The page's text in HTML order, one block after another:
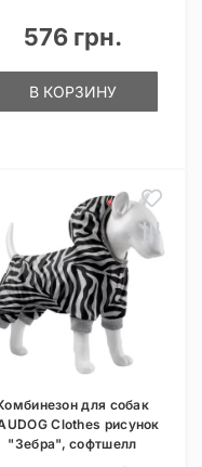
576 грн.
В КОРЗИНУ
для собак
Clothes рисунок
"Зебра", софтшелл